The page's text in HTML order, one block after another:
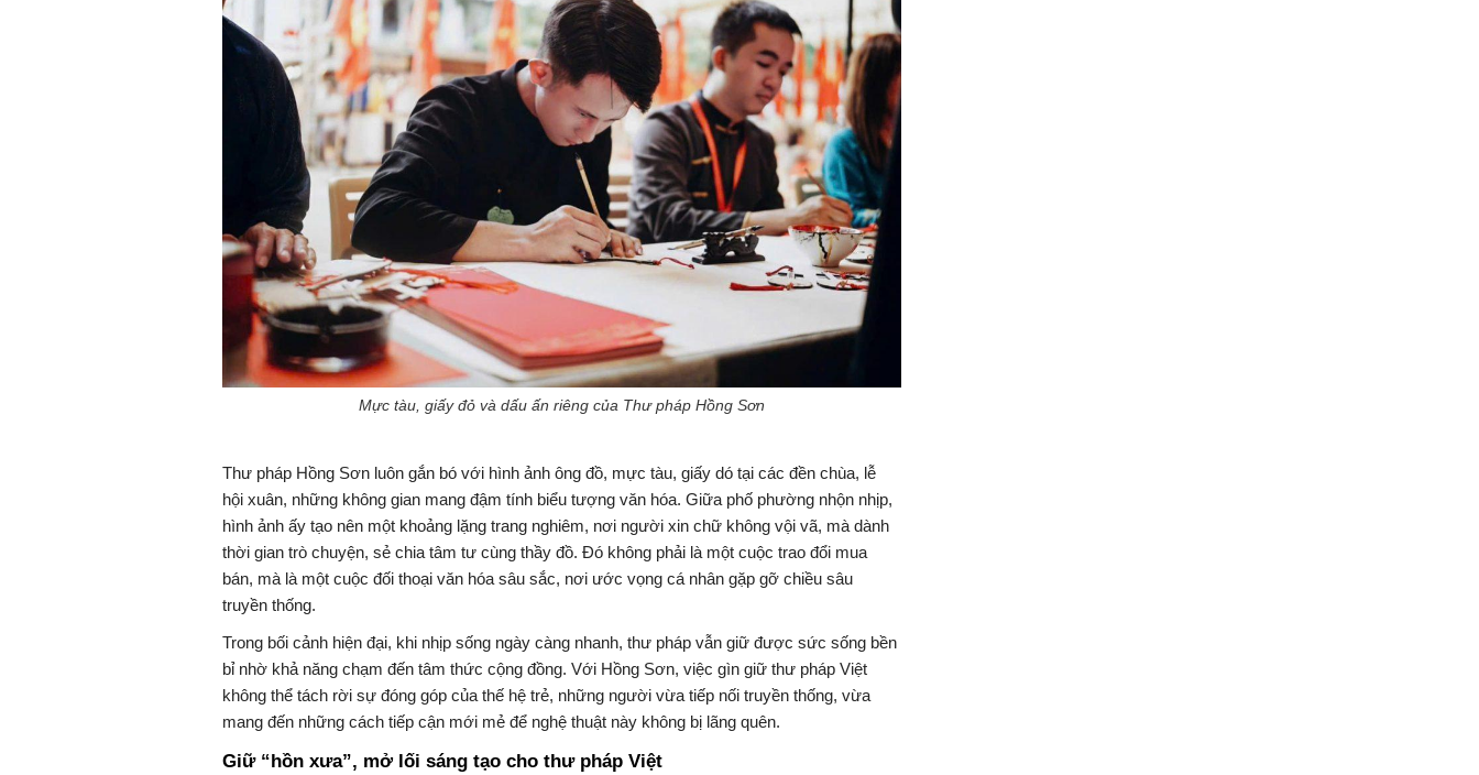
Mực tàu, giấy đỏ và dấu ấn riêng của Thư pháp Hồng Sơn
Thư pháp Hồng Sơn luôn gắn bó với hình ảnh ông đồ, mực tàu, giấy dó tại các đền chùa, lễ
hội xuân, những không gian mang đậm tính biểu tượng văn hóa. Giữa phố phường nhộn nhịp,
hình ảnh ấy tạo nên một khoảng lặng trang nghiêm, nơi người xin chữ không vội vã, mà dành
thời gian trò chuyện, sẻ chia tâm tư cùng thầy đồ. Đó không phải là một cuộc trao đổi mua
bán, mà là một cuộc đối thoại văn hóa sâu sắc, nơi ước vọng cá nhân gặp gỡ chiều sâu
truyền thống.
Trong bối cảnh hiện đại, khi nhịp sống ngày càng nhanh, thư pháp vẫn giữ được sức sống bền
bỉ nhờ khả năng chạm đến tâm thức cộng đồng. Với Hồng Sơn, việc gìn giữ thư pháp Việt
không thể tách rời sự đóng góp của thế hệ trẻ, những người vừa tiếp nối truyền thống, vừa
mang đến những cách tiếp cận mới mẻ để nghệ thuật này không bị lãng quên.
Giữ “hồn xưa”, mở lối sáng tạo cho thư pháp Việt